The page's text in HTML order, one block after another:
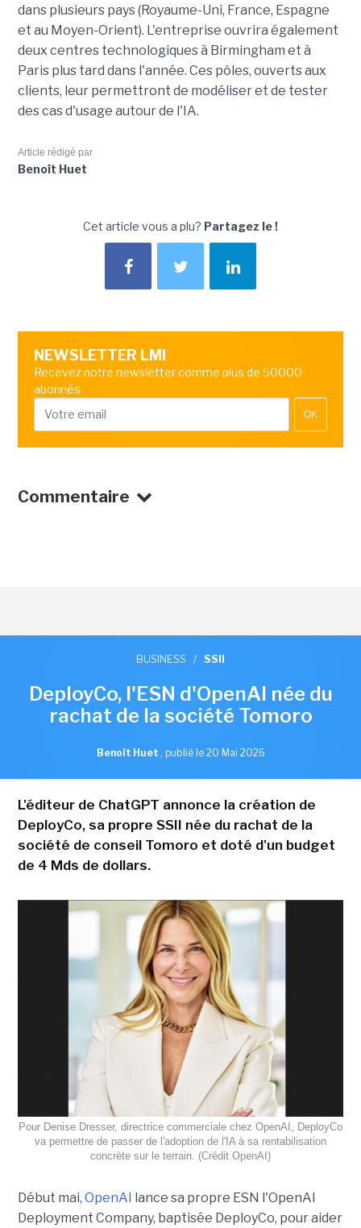
dans plusieurs pays (Royaume-Uni, France, Espagne
et au Moyen-Orient). L'entreprise ouvrira également
deux centres technologiques à Birmingham et à
Paris plus tard dans l'année. Ces pôles, ouverts aux
clients, leur permettront de modéliser et de tester
des cas d'usage autour de l'IA.
Article rédigé par
Benoît Huet
Cet article vous a plu? Partagez le !
NEWSLETTER LMI
Recevez notre newsletter comme plus de 50000
abonnés
OK
Commentaire
BUSINESS / SSII
DeployCo, l'ESN d'OpenAI née du
rachat de la société Tomoro
Benoît Huet , publié le 20 Mai 2026
L'éditeur de ChatGPT annonce la création de
DeployCo, sa propre SSII née du rachat de la
société de conseil Tomoro et doté d'un budget
de 4 Mds de dollars.
Pour Denise Dresser, directrice commerciale chez OpenAI, DeployCo
va permettre de passer de l'adoption de l'IA à sa rentabilisation
concrète sur le terrain. (Crédit OpenAI)
Début mai, OpenAI
lance sa propre ESN l'OpenAI
Deployment Company, baptisée DeployCo, pour aider